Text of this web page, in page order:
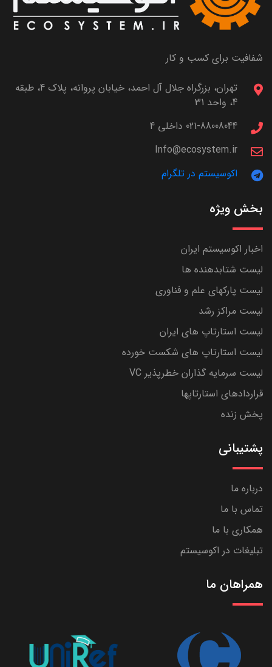
شفافیت برای کسب و کار
تهران، بزرگراه جلال آل احمد، خیابان پروانه، پلاک 4، طبقه
4، واحد 31
021-88008044 داخلی 4
Info@ecosystem.ir
اکوسیستم در تلگرام
بخش ویژه
اخبار اکوسیستم ایران
لیست شتابدهنده ها
لیست پارکهای علم و فناوری
لیست مراکز رشد
لیست استارتاپ های ایران
لیست استارتاپ های شکست خورده
لیست سرمایه گذاران خطرپذیر VC
قراردادهای استارتاپها
پخش زنده
پشتیبانی
درباره ما
تماس با ما
همکاری با ما
تبلیغات در اکوسیستم
همراهان ما